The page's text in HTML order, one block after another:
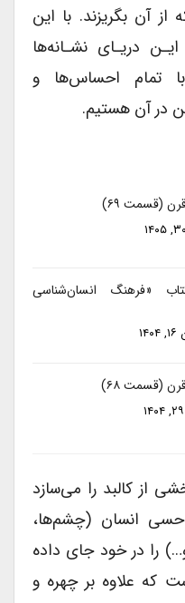
آن بگریزند. با این
دریـای نشـانه‌ها
تمام احساس‌ها و
در آن هستیم.
(قسمت ۶۹)
«فرهنگ انسان‌شناسی
(قسمت ۶۸)
از کالبد را می‌سازد
حسی انسان (چشم‌ها،
را در خود جای داده
علاوه بر چهره و